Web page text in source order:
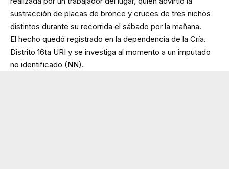
sustracción de placas de bronce y cruces de tres nichos
distintos durante su recorrida el sábado por la mañana.
El hecho quedó registrado en la dependencia de la Cría.
Distrito 16ta URI y se investiga al momento a un imputado
no identificado (NN).